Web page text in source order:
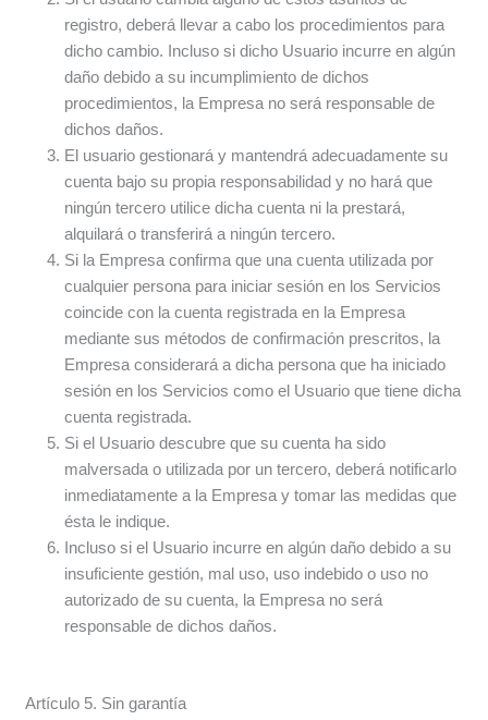
registro, deberá llevar a cabo los procedimientos para
dicho cambio. Incluso si dicho Usuario incurre en algún
daño debido a su incumplimiento de dichos
procedimientos, la Empresa no será responsable de
dichos daños.
El usuario gestionará y mantendrá adecuadamente su
cuenta bajo su propia responsabilidad y no hará que
ningún tercero utilice dicha cuenta ni la prestará,
alquilará o transferirá a ningún tercero.
Si la Empresa confirma que una cuenta utilizada por
cualquier persona para iniciar sesión en los Servicios
coincide con la cuenta registrada en la Empresa
mediante sus métodos de confirmación prescritos, la
Empresa considerará a dicha persona que ha iniciado
sesión en los Servicios como el Usuario que tiene dicha
cuenta registrada.
Si el Usuario descubre que su cuenta ha sido
malversada o utilizada por un tercero, deberá notificarlo
inmediatamente a la Empresa y tomar las medidas que
ésta le indique.
Incluso si el Usuario incurre en algún daño debido a su
insuficiente gestión, mal uso, uso indebido o uso no
autorizado de su cuenta, la Empresa no será
responsable de dichos daños.
Artículo 5. Sin garantía